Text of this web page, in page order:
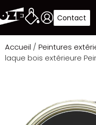
Contact
Accueil / Peintures
laque bois extérieure